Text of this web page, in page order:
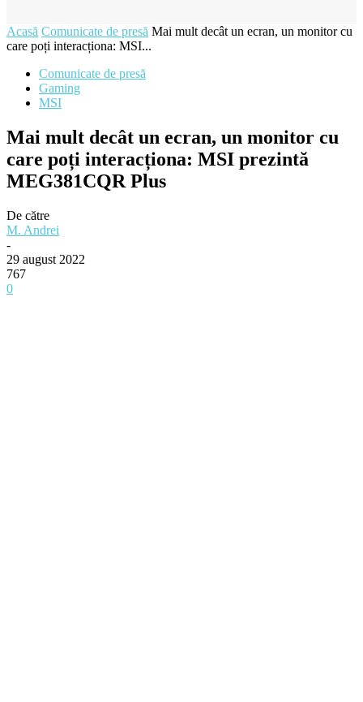
Acasă Comunicate de presă Mai mult decât un ecran, un monitor cu
care poți interacționa: MSI...
Comunicate de presă
Gaming
MSI
Mai mult decât un ecran, un monitor cu
care poți interacționa: MSI prezintă
MEG381CQR Plus
De către
M. Andrei
-
29 august 2022
767
0